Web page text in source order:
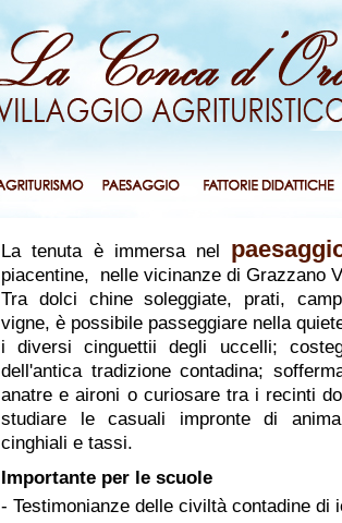
La tenuta è immersa nel
piacentine, nelle vicinanze di Grazzano
Tra dolci chine soleggiate, prati,
vigne, è possibile passeggiare nella
i diversi cinguettii degli uccelli;
dell'antica tradizione contadina;
anatre e aironi o curiosare tra i recinti
studiare le casuali impronte di
cinghiali e tassi.
Importante per le scuole
- Testimonianze delle civiltà contadine di